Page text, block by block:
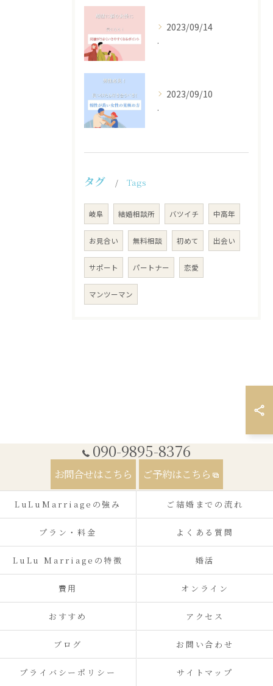
2023/09/14
.
2023/09/10
.
タグ Tags
岐阜 結婚相談所 バツイチ 中高年
お見合い 無料相談 初めて 出会い
サポート パートナー 恋愛
マンツーマン
090-9895-8376
お問合せはこちら ご予約はこちら
LuLuMarriageの強み ご結婚までの流れ
プラン・料金 よくある質問
LuLu Marriageの特徴 婚活
費用 オンライン
おすすめ アクセス
ブログ お問い合わせ
プライバシーポリシー サイトマップ